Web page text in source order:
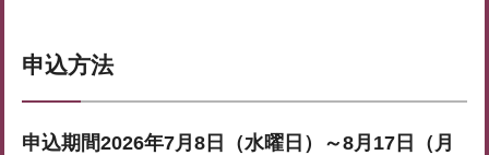
申込方法
申込期間2026年7月8日（水曜日）～8月17日（月